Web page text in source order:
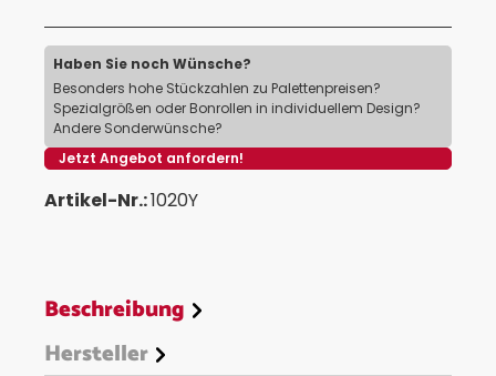
Haben Sie noch Wünsche?
Besonders hohe Stückzahlen zu Palettenpreisen?
Spezialgrößen oder Bonrollen in individuellem Design?
Andere Sonderwünsche?
Jetzt Angebot anfordern!
Artikel-Nr.:1020Y
Beschreibung
Hersteller